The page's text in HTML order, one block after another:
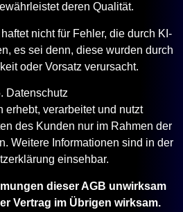
deren Qualität.
nicht für Fehler, die durch KI-
es sei denn, diese wurden durch
oder Vorsatz verursacht.
Datenschutz
erhebt, verarbeitet und nutzt
des Kunden nur im Rahmen der
Weitere Informationen sind in der
einsehbar.
dieser AGB unwirksam
Vertrag im Übrigen wirksam.